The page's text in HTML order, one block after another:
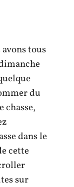
tous
du
chasse,
dans le
cette
sur